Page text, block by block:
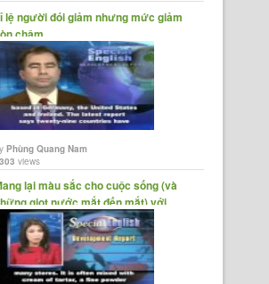
lệ người đói giảm nhưng mức giảm
chậm
Phùng Quang Nam
views
lại màu sắc cho cuộc sống (và
giọt nước mắt đến mắt) với
thuốc......